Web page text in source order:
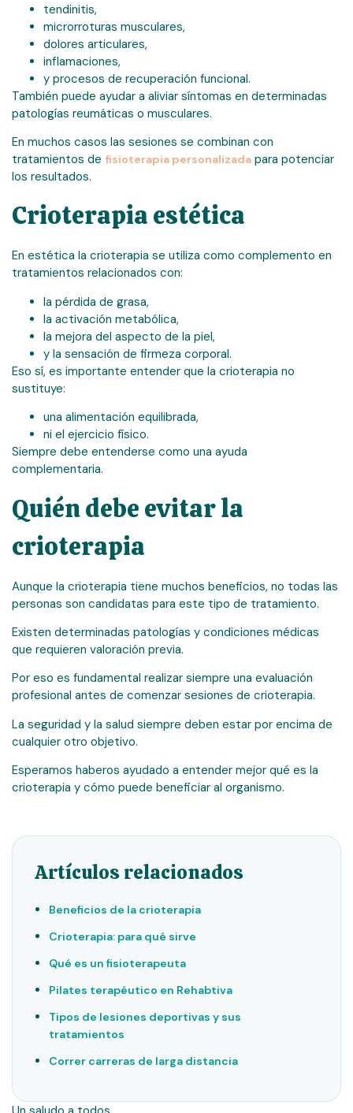
tendinitis,
microrroturas musculares,
dolores articulares,
inflamaciones,
y procesos de recuperación funcional.
También puede ayudar a aliviar síntomas en determinadas
patologías reumáticas o musculares.
En muchos casos las sesiones se combinan con
tratamientos de fisioterapia personalizada para potenciar
los resultados.
Crioterapia estética
En estética la crioterapia se utiliza como complemento en
tratamientos relacionados con:
la pérdida de grasa,
la activación metabólica,
la mejora del aspecto de la piel,
y la sensación de firmeza corporal.
Eso sí, es importante entender que la crioterapia no
sustituye:
una alimentación equilibrada,
ni el ejercicio físico.
Siempre debe entenderse como una ayuda
complementaria.
Quién debe evitar la
crioterapia
Aunque la crioterapia tiene muchos beneficios, no todas las
personas son candidatas para este tipo de tratamiento.
Existen determinadas patologías y condiciones médicas
que requieren valoración previa.
Por eso es fundamental realizar siempre una evaluación
profesional antes de comenzar sesiones de crioterapia.
La seguridad y la salud siempre deben estar por encima de
cualquier otro objetivo.
Esperamos haberos ayudado a entender mejor qué es la
crioterapia y cómo puede beneficiar al organismo.
Artículos relacionados
Beneficios de la crioterapia
Crioterapia: para qué sirve
Qué es un fisioterapeuta
Pilates terapéutico en Rehabtiva
Tipos de lesiones deportivas y sus
tratamientos
Correr carreras de larga distancia